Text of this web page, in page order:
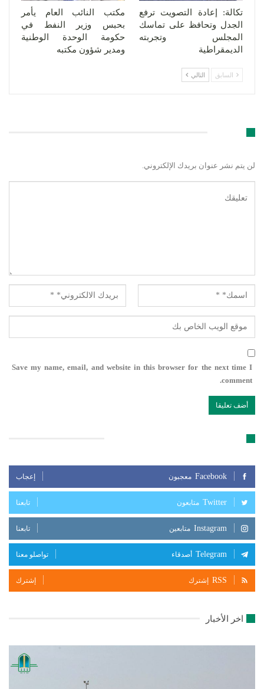
تكالة: إعادة التصويت ترفع
الجدل وتحافظ على تماسك
المجلس وتجربته
الديمقراطية
مكتب النائب العام يأمر
بحبس وزير النفط في
حكومة الوحدة الوطنية
ومدير شؤون مكتبه
السابق التالي
لن يتم نشر عنوان بريدك الإلكتروني.
Save my name, email, and website in this browser for the next time I
comment.
Facebook معجبون إعجاب
Twitter متابعون تابعنا
Instagram متابعين تابعنا
Telegram أصدقاء تواصلو معنا
RSS إشترك إشترك
اخر الأخبار